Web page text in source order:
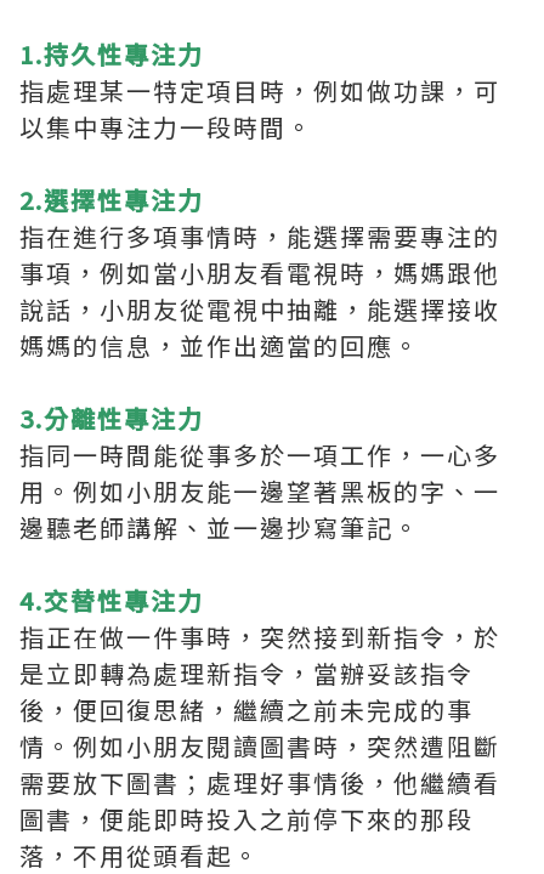
1.持久性專注力
指處理某一特定項目時，例如做功課，可
以集中專注力一段時間。
2.選擇性專注力
指在進行多項事情時，能選擇需要專注的
事項，例如當小朋友看電視時，媽媽跟他
說話，小朋友從電視中抽離，能選擇接收
媽媽的信息，並作出適當的回應。
3.分離性專注力
指同一時間能從事多於一項工作，一心多
用。例如小朋友能一邊望著黑板的字、一
邊聽老師講解、並一邊抄寫筆記。
4.交替性專注力
指正在做一件事時，突然接到新指令，於
是立即轉為處理新指令，當辦妥該指令
後，便回復思緒，繼續之前未完成的事
情。例如小朋友閱讀圖書時，突然遭阻斷
需要放下圖書；處理好事情後，他繼續看
圖書，便能即時投入之前停下來的那段
落，不用從頭看起。